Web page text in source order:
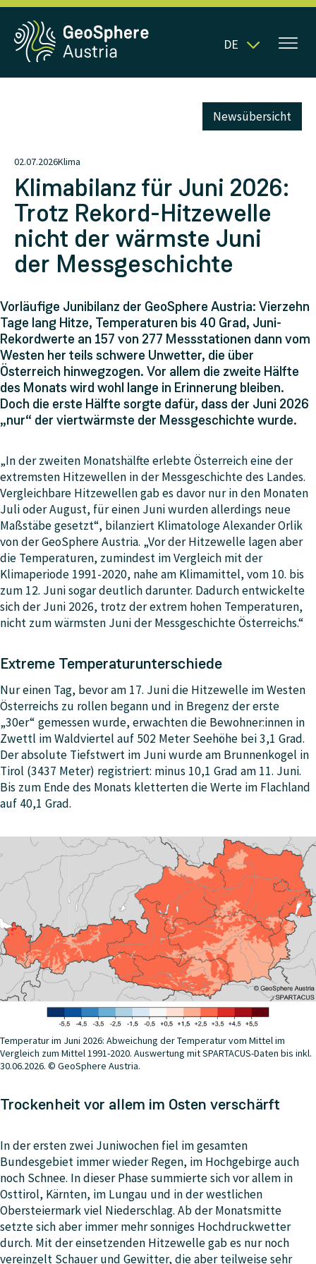
DE
02.07.2026Klima
Newsübersicht
Klimabilanz für Juni 2026:
Trotz Rekord-Hitzewelle
nicht der wärmste Juni
der Messgeschichte
Vorläufige Junibilanz der GeoSphere Austria: Vierzehn
Tage lang Hitze, Temperaturen bis 40 Grad, Juni-
Rekordwerte an 157 von 277 Messstationen dann vom
Westen her teils schwere Unwetter, die über
Österreich hinwegzogen. Vor allem die zweite Hälfte
des Monats wird wohl lange in Erinnerung bleiben.
Doch die erste Hälfte sorgte dafür, dass der Juni 2026
„nur“ der viertwärmste der Messgeschichte wurde.
„In der zweiten Monatshälfte erlebte Österreich eine der
extremsten Hitzewellen in der Messgeschichte des Landes.
Vergleichbare Hitzewellen gab es davor nur in den Monaten
Juli oder August, für einen Juni wurden allerdings neue
Maßstäbe gesetzt“, bilanziert Klimatologe Alexander Orlik
von der GeoSphere Austria. „Vor der Hitzewelle lagen aber
die Temperaturen, zumindest im Vergleich mit der
Klimaperiode 1991-2020, nahe am Klimamittel, vom 10. bis
zum 12. Juni sogar deutlich darunter. Dadurch entwickelte
sich der Juni 2026, trotz der extrem hohen Temperaturen,
nicht zum wärmsten Juni der Messgeschichte Österreichs.“
Extreme Temperaturunterschiede
Nur einen Tag, bevor am 17. Juni die Hitzewelle im Westen
Österreichs zu rollen begann und in Bregenz der erste
„30er“ gemessen wurde, erwachten die Bewohner:innen in
Zwettl im Waldviertel auf 502 Meter Seehöhe bei 3,1 Grad.
Der absolute Tiefstwert im Juni wurde am Brunnenkogel in
Tirol (3437 Meter) registriert: minus 10,1 Grad am 11. Juni.
Bis zum Ende des Monats kletterten die Werte im Flachland
auf 40,1 Grad.
Temperatur im Juni 2026: Abweichung der Temperatur vom Mittel im
Vergleich zum Mittel 1991-2020. Auswertung mit SPARTACUS-Daten bis inkl.
30.06.2026. © GeoSphere Austria.
Trockenheit vor allem im Osten verschärft
In der ersten zwei Juniwochen fiel im gesamten
Bundesgebiet immer wieder Regen, im Hochgebirge auch
noch Schnee. In dieser Phase summierte sich vor allem in
Osttirol, Kärnten, im Lungau und in der westlichen
Obersteiermark viel Niederschlag. Ab der Monatsmitte
setzte sich aber immer mehr sonniges Hochdruckwetter
durch. Mit der einsetzenden Hitzewelle gab es nur noch
vereinzelt Schauer und Gewitter, die aber teilweise sehr